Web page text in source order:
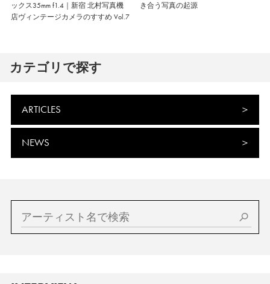
ックス35mm f1.4｜新宿 北村写真機
店ヴィンテージカメラのすすめ Vol.7
き合う写真の起源
カテゴリで探す
ARTICLES
NEWS